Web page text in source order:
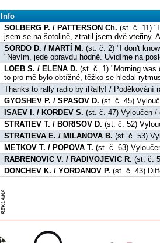
Info
SOLBERG P. / PATTERSON Ch. (st. č. 11)
jsem se na šotolině, ztratil jsem dvě vteřiny.
SORDO D. / MARTÍ M. (st. č. 2) "I don't
"Nevím, jede opravdu hodně. Uvidíme na
LOEB S. / ELENA D. (st. č. 1) "Morning was
to pro mě bylo obtížné, těžko se hledal
Thanks to rally radio by iRally! / Poděkování
GYOSHEV P. / SPASOV D. (st. č. 45)
ISAEV I. / KORDEV S. (st. č. 47) Vyloučen /
STRATIEV T. / BORISOV D. (st. č. 52)
STRATIEVA E. / MILANOVA B. (st. č. 53)
METKOV T. / POPOVA T. (st. č. 63)
RABRENOVIC V. / RADIVOJEVIC R. (st. č.
DONCHEV K. / YORDANOV P. (st. č. 43)